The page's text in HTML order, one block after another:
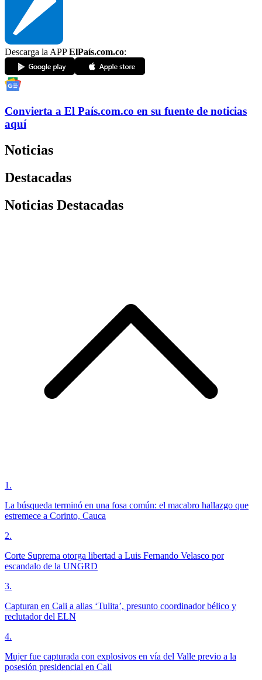
Descarga la APPElPaís.com.co:
Convierta a El País.com.co en su fuente de noticias
aquí
Noticias
Destacadas
Noticias Destacadas
1 .
La búsqueda terminó en una fosa común: el macabro hallazgo que
estremece a Corinto, Cauca
2.
Corte Suprema otorga libertad a Luis Fernando Velasco por
escandalo de la UNGRD
3.
Capturan en Cali a alias ‘Tulita’, presunto coordinador bélico y
reclutador del ELN
4.
Mujer fue capturada con explosivos en vía del Valle previo a la
posesión presidencial en Cali